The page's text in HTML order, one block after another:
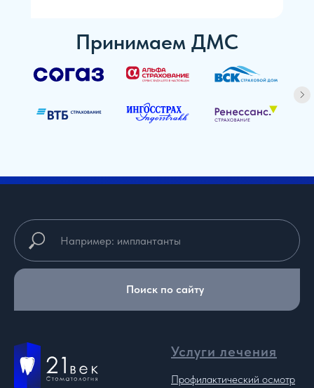
Принимаем ДМС
Поиск по сайту
Услуги лечения
Профилактический осмотр